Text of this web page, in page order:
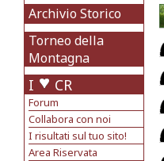
Archivio Storico
Torneo della
Montagna
I CR
Forum
Collabora con noi
I risultati sul tuo sito!
Area Riservata